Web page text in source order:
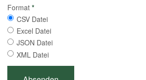
Format *
CSV Datei
Excel Datei
JSON Datei
XML Datei